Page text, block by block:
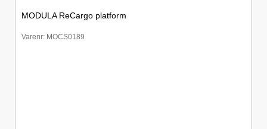
MODULA ReCargo platform
Varenr: MOCS0189